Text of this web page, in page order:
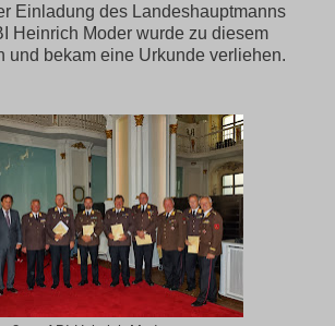
Einladung des Landeshauptmanns
Heinrich Moder wurde zu diesem
und bekam eine Urkunde verliehen.